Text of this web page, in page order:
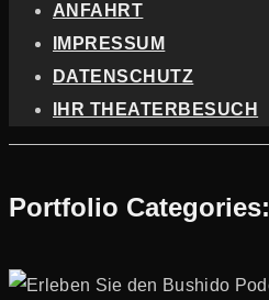
ANFAHRT
IMPRESSUM
DATENSCHUTZ
IHR THEATERBESUCH
Portfolio Categories: